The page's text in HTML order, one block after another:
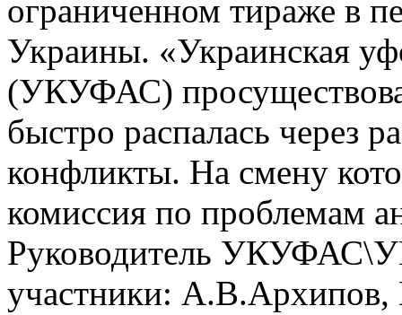
ограниченном тираже в
Украины. «Украинская
(УКУФАС)
быстро распалась через
конфликты. На смену
комиссия по проблемам
Руководитель
участники: